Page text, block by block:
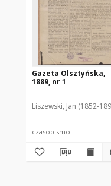
Gazeta Olsztyńska,
1889, nr 1
Liszewski, Jan (1852-
czasopismo